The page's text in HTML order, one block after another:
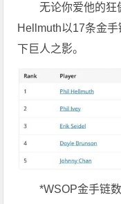
无论你爱他的狂
Hellmuth以17条金
下巨人之影。
*WSOP金手链